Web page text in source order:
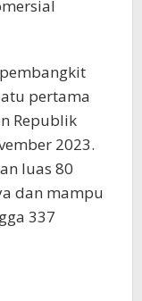
pertama
Republik
2023.
luas 80
dan mampu
337